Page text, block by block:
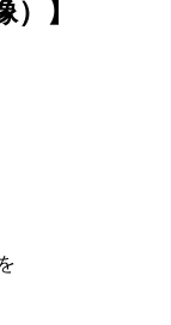
】